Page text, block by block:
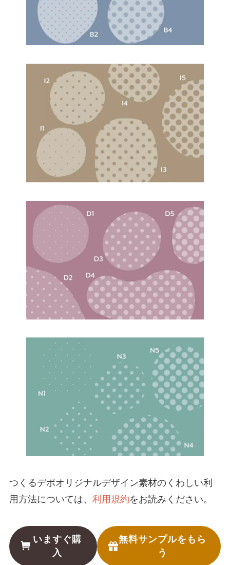
つくるデポオリジナルデザイン素材のくわしい利
用方法については、 利用規約をお読みください。
いますぐ購
入
無料サンプルをもら
う